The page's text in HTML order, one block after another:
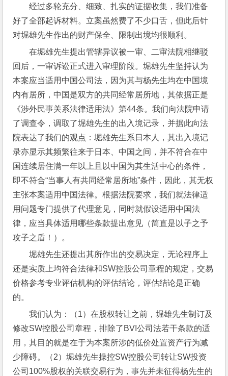
经过多轮充分、细致、扎实的证据收集，我们准备
好了全部起诉材料。立案虽然费了不少口舌，但此后针
对堀雄先生作出的财产保全、限制出境均很顺利。
在堀雄先生提出管辖异议被一审、二审法院相继驳
回后，一审诉讼正式进入审理阶段。堀雄先生坚持认为
本案应当适用中国公司法，因为其与杨先生均在中国境
内有居所，中国是双方的共同经常居所地，其依据正是
《涉外民事关系法律适用法》第44条。我们向法院申请
了调查令，调取了堀雄先生的出入境记录，并据此向法
院表达了我们的观点：堀雄先生系日本人，其出入境记
录亦显示其频繁往来于日本、中国之间，并不符合在中
国连续居住满一年以上且以中国为其生活中心的条件，
即不符合“当事人有共同经常居所地”条件，因此，其无权
主张本案适用中国法律。根据法院要求，我们就法律适
用问题专门提供了代理意见，同时就假设适用中国法
律，应当具体适用哪些条款提出意见（简直是以子之予
攻子之盾！）。
堀雄先生还提出其所作出的交易决定，无论程序上
还是实质上均符合法律和SW控股公司章程的规定，交易
价格参考专业评估机构的评估结论，评估结论是正确
的。
我们认为：（1）在股权转让之前，堀雄先生制订及
修改SW控股公司章程，排除了BVI公司法若干条款的适
用，其目的就是在于为本案所涉的低价处置资产行为减
少障碍。（2）堀雄先生操控SW控股公司转让SW投资
公司100%股权的关联交易行为，事先并未征得杨先生的